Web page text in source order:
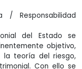
/ Responsabilidad
del Estado se
objetivo,
teoría del riesgo,
Con ello se